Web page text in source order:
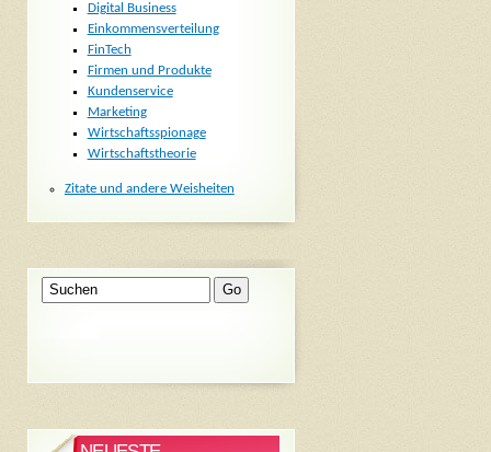
Digital Business
Einkommensverteilung
FinTech
Firmen und Produkte
Kundenservice
Marketing
Wirtschaftsspionage
Wirtschaftstheorie
Zitate und andere Weisheiten